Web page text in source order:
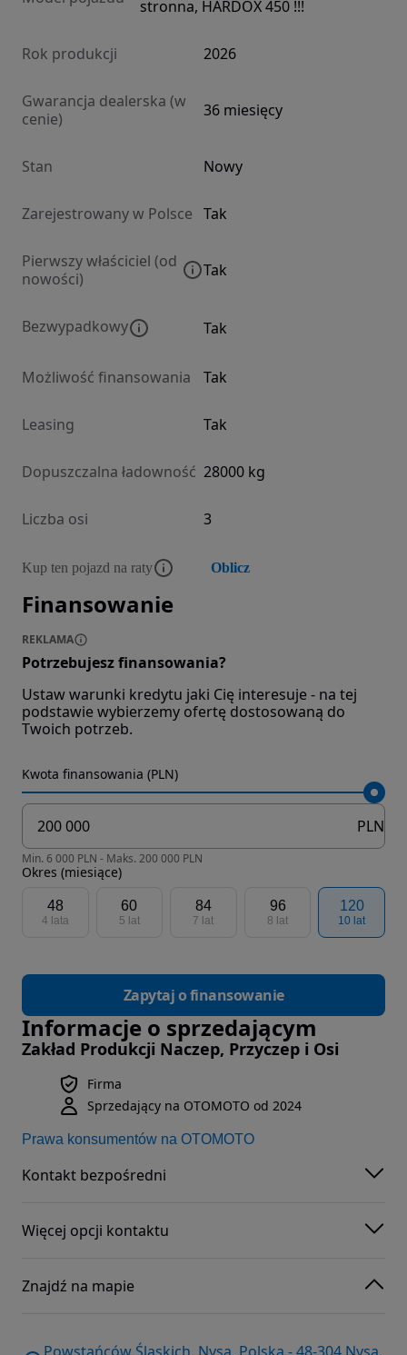
stronna, HARDOX 450 !!!
Rok produkcji 2026
Gwarancja dealerska (w
cenie)
36 miesięcy
Stan Nowy
Zarejestrowany w Polsce Tak
Pierwszy właściciel (od
nowości)
Tak
Bezwypadkowy Tak
Możliwość finansowania Tak
Leasing Tak
Dopuszczalna ładowność 28000 kg
Liczba osi 3
Kup ten pojazd na raty Oblicz
Finansowanie
REKLAMA
Potrzebujesz finansowania?
Ustaw warunki kredytu jaki Cię interesuje - na tej
podstawie wybierzemy ofertę dostosowaną do
Twoich potrzeb.
Kwota finansowania (PLN)
PLN
Min. 6 000 PLN - Maks. 200 000 PLN
Okres (miesiące)
48
4 lata
60
5 lat
84
7 lat
96
8 lat
120
10 lat
Zapytaj o finansowanie
Informacje o sprzedającym
Zakład Produkcji Naczep, Przyczep i Osi
Firma
Sprzedający na OTOMOTO od 2024
Prawa konsumentów na OTOMOTO
Kontakt bezpośredni
Więcej opcji kontaktu
Znajdź na mapie